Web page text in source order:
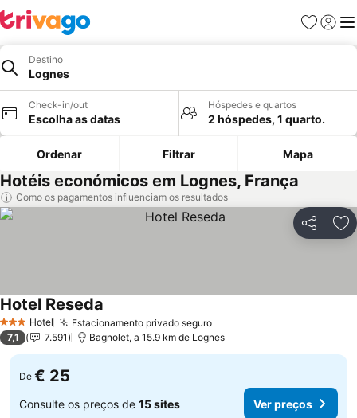
Favoritos
Iniciar
Destino
Lognes
Check-in/out
Escolha as datas
Hóspedes e quartos
2 hóspedes, 1 quarto.
Ordenar Filtrar Mapa
Hotéis económicos em Lognes, França
Como os pagamentos influenciam os resultados
Partilhar
3 EstrelasHotel Estacionamento privado seguroVer preços
Hotel Reseda
7,1 7.591 Bagnolet, a 15.9 km de Lognes
De € 25
Consulte os preços de 15 sites Ver preços